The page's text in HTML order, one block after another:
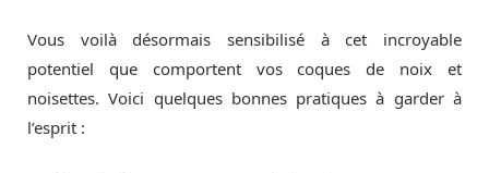
Vous voilà désormais sensibilisé à cet incroyable
potentiel que comportent vos coques de noix et
noisettes. Voici quelques bonnes pratiques à garder à
l’esprit :